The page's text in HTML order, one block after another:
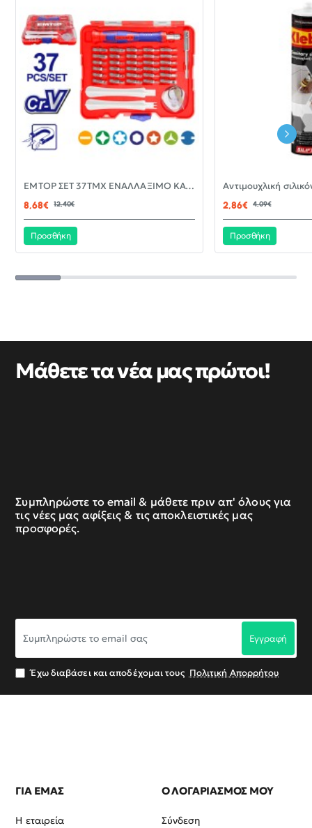
-30%EMTOP ΣΕΤ 37ΤΜΧ ΕΝΑΛΛΑΞΙΜΟ ΚΑΤΣΑΒΙΔΙ ΜΕ ΜΥΤΕΣ EBST03702
8,68€
12,40€
Προσθήκη
2,86€ 4,09€
Προσθήκη
Μάθετε τα νέα μας πρώτοι!
Συμπληρώστε το email & μάθετε πριν απ' όλους για
τις νέες μας αφίξεις & τις αποκλειστικές μας
προσφορές.
το
σας
Εγγραφή
Έχω διαβάσει και αποδέχομαι τους Πολιτική Απορρήτου
ΓΙΑ ΕΜΑΣ
Η εταιρεία
Ο ΛΟΓΑΡΙΑΣΜΟΣ ΜΟΥ
Σύνδεση